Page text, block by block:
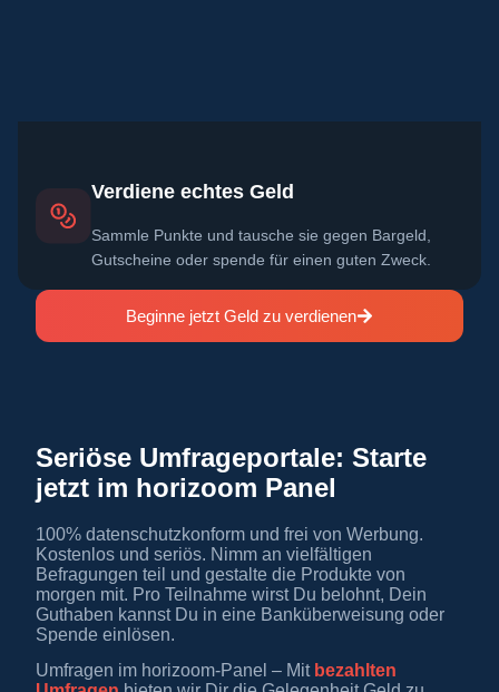
Verdiene echtes Geld
Sammle Punkte und tausche sie gegen Bargeld,
Gutscheine oder spende für einen guten Zweck.
Beginne jetzt Geld zu verdienen
Seriöse Umfrageportale: Starte
jetzt im horizoom Panel
100% datenschutzkonform und frei von Werbung.
Kostenlos und seriös. Nimm an vielfältigen
Befragungen teil und gestalte die Produkte von
morgen mit. Pro Teilnahme wirst Du belohnt, Dein
Guthaben kannst Du in eine Banküberweisung oder
Spende einlösen.
Umfragen im horizoom-Panel – Mit bezahlten